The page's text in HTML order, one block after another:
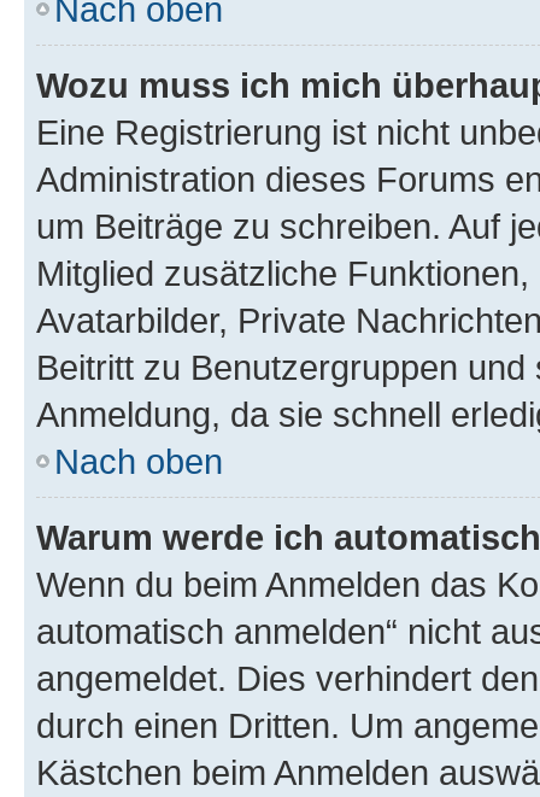
Nach oben
Wozu muss ich mich
Eine Registrierung ist nicht
Administration dieses Forums
um Beiträge zu schreiben. Auf
Mitglied zusätzliche
Avatarbilder, Private
Beitritt zu Benutzergruppen
Anmeldung, da sie schnell
Nach oben
Warum werde ich
Wenn du beim Anmelden das
automatisch anmelden“ nicht
angemeldet. Dies verhindert
durch einen Dritten. Um
Kästchen beim Anmelden